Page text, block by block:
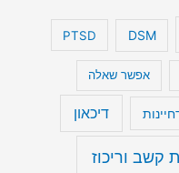
DSM
PTSD
אפשר שאלה
דיכאון
קשב וריכוז